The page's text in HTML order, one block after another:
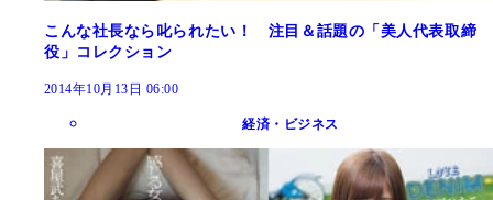
こんな社長なら叱られたい！ 注目＆話題の「美人代表取締
役」コレクション
2014年10月13日 06:00
経済・ビジネス